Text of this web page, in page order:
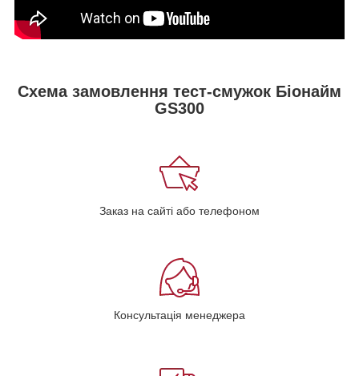
Схема замовлення тест-смужок Біонайм
GS300
Заказ на сайті або телефоном
Консультація менеджера